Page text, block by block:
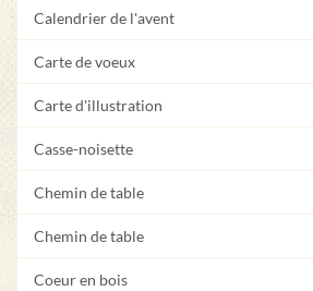
Calendrier de l'avent
Carte de voeux
Carte d'illustration
Casse-noisette
Chemin de table
Chemin de table
Coeur en bois